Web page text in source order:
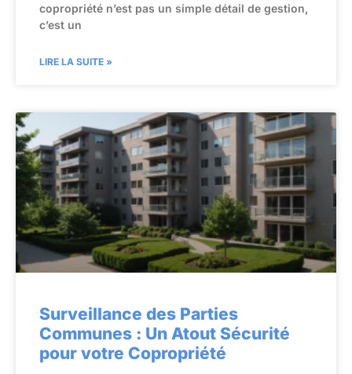
copropriété n’est pas un simple détail de gestion,
c’est un
LIRE LA SUITE »
Surveillance des Parties
Communes : Un Atout Sécurité
pour votre Copropriété